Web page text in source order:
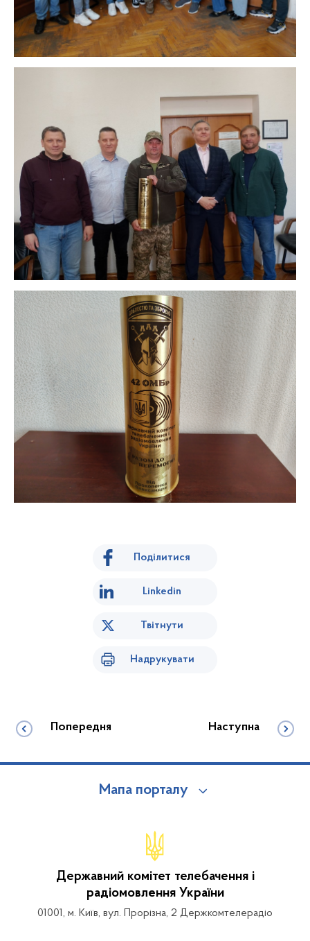
Поділитися
Linkedin
Твітнути
Надрукувати
Попередня Наступна
Мапа порталу
Державний комітет телебачення і
радіомовлення України
01001, м. Київ, вул. Прорізна, 2 Держкомтелерадіо